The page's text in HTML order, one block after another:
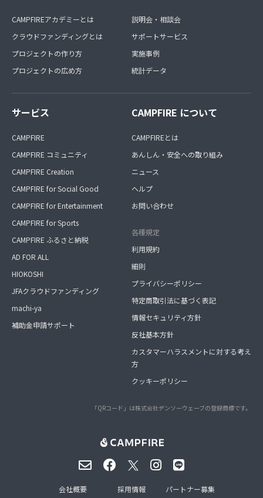
CAMPFIREアカデミーとは
クラウドファンディングとは
プロジェクトの作り方
プロジェクトの広め方
説明会・相談会
サポートサービス
実施事例
統計データ
サービス
CAMPFIRE
CAMPFIRE コミュニティ
CAMPFIRE Creation
CAMPFIRE for Social Good
CAMPFIRE for Entertainment
CAMPFIRE for Sports
CAMPFIRE ふるさと納税
AD FOR ALL
HIOKOSHI
JFAクラウドファンディング
machi-ya
補助金申請サポート
CAMPFIRE について
CAMPFIREとは
あんしん・安全への取り組み
ニュース
ヘルプ
お問い合わせ
各種規定
利用規約
細則
プライバシーポリシー
特定商取引法に基づく表記
情報セキュリティ方針
反社基本方針
カスタマーハラスメントに対する考え
方
クッキーポリシー
「QRコード」は株式会社デンソーウェーブの登録商標です。
会社概要 採用情報 パートナー募集